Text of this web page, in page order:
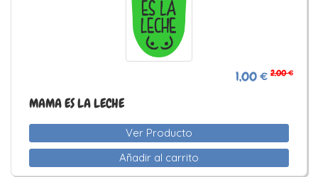
1,00 € 2,00 €
MAMA ES LA LECHE
Ver Producto
Añadir al carrito